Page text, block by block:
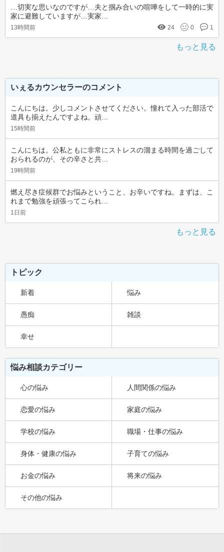
…切実な思いなのですが…夫と掴み合いの喧嘩をして一時的に実
家に避難していますが…実家…
13時間前 24 0 1
もっと見る
いぇるカウンセラーのコメント
こんにちは。少しコメントさせてください。憧れて入った部活で
道具も揃えたんですよね。頑…
15時間前
こんにちは。公私ともに非常にストレスの溜まる時間を過ごして
おられるのが、その辛さと共…
19時間前
燃え尽き症候群でお悩みということ、お辛いですね。まずは、こ
れまで勉強を頑張ってこられ…
1日前
もっと見る
トピック
新着 悩み
愚痴 雑談
幸せ
悩み相談カテゴリー
心の悩み 人間関係の悩み
恋愛の悩み 家庭の悩み
学校の悩み 職場・仕事の悩み
身体・健康の悩み 子育ての悩み
お金の悩み 将来の悩み
その他の悩み